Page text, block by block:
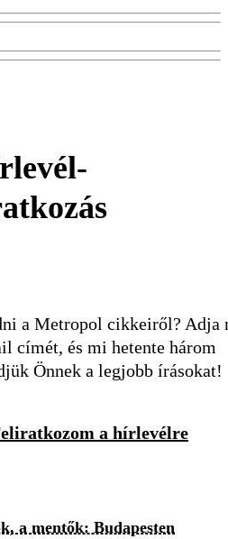
a Metropol cikkeiről? Adja
címét, és mi hetente három
Önnek a legjobb írásokat!
a hírlevélre
a mentők: Budapesten